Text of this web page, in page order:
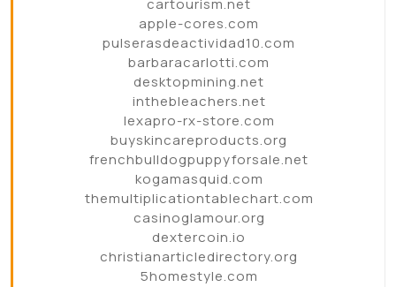
cartourism.net
apple-cores.com
pulserasdeactividad10.com
barbaracarlotti.com
desktopmining.net
inthebleachers.net
lexapro-rx-store.com
buyskincareproducts.org
frenchbulldogpuppyforsale.net
kogamasquid.com
themultiplicationtablechart.com
casinoglamour.org
dextercoin.io
christianarticledirectory.org
5homestyle.com